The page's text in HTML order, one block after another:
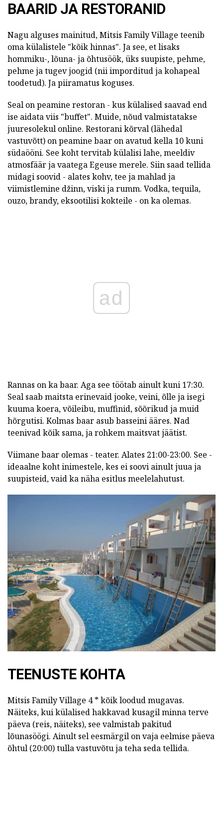
BAARID JA RESTORANID
Nagu alguses mainitud, Mitsis Family Village teenib
oma külalistele "kõik hinnas". Ja see, et lisaks
hommiku-, lõuna- ja õhtusöök, üks suupiste, pehme,
pehme ja tugev joogid (nii imporditud ja kohapeal
toodetud). Ja piiramatus koguses.
Seal on peamine restoran - kus külalised saavad end
ise aidata viis "buffet". Muide, nõud valmistatakse
juuresolekul online. Restorani kõrval (lähedal
vastuvõtt) on peamine baar on avatud kella 10 kuni
südaööni. See koht tervitab külalisi lahe, meeldiv
atmosfäär ja vaatega Egeuse merele. Siin saad tellida
midagi soovid - alates kohv, tee ja mahlad ja
viimistlemine džinn, viski ja rumm. Vodka, tequila,
ouzo, brandy, eksootilisi kokteile - on ka olemas.
ad
Rannas on ka baar. Aga see töötab ainult kuni 17:30.
Seal saab maitsta erinevaid jooke, veini, õlle ja isegi
kuuma koera, võileibu, muffinid, sõõrikud ja muid
hõrgutisi. Kolmas baar asub basseini ääres. Nad
teenivad kõik sama, ja rohkem maitsvat jäätist.
Viimane baar olemas - teater. Alates 21:00-23:00. See -
ideaalne koht inimestele, kes ei soovi ainult juua ja
suupisteid, vaid ka näha esitlus meelelahutust.
TEENUSTE KOHTA
Mitsis Family Village 4 * kõik loodud mugavas.
Näiteks, kui külalised hakkavad kusagil minna terve
päeva (reis, näiteks), see valmistab pakitud
lõunasöögi. Ainult sel eesmärgil on vaja eelmise päeva
õhtul (20:00) tulla vastuvõtu ja teha seda tellida.